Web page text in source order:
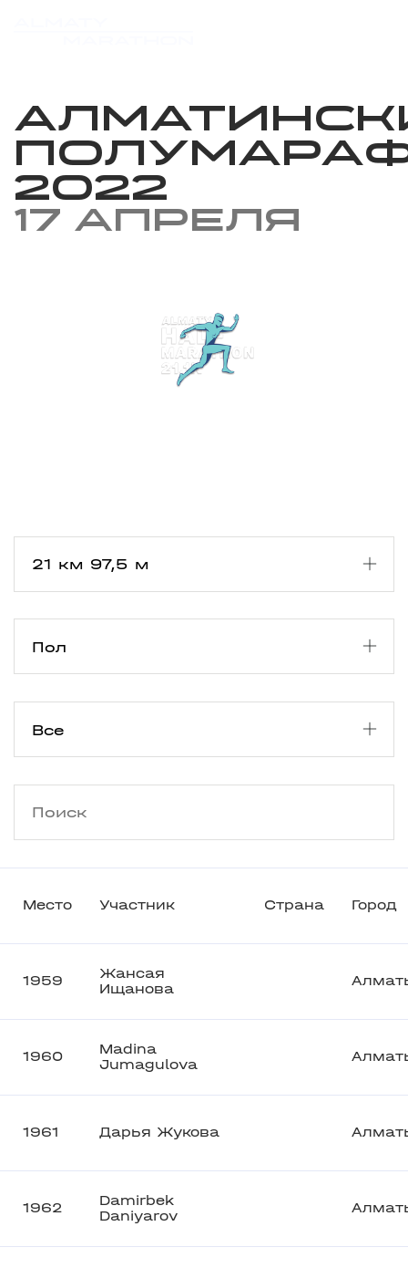
2022
17 апреля
Место Участник Страна Город
1959
Жансая
Ищанова
1960
Madina
Jumagulova
1961 Дарья Жукова
1962
Damirbek
Daniyarov